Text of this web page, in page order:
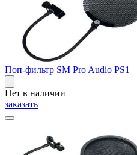
Поп-фильтр SM Pro Audio PS1
Нет в наличии
заказать